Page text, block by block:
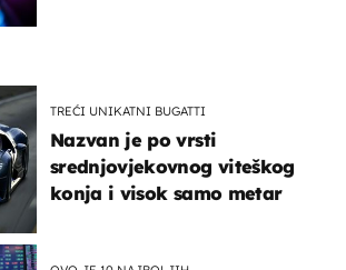
TREĆI UNIKATNI BUGATTI
Nazvan je po vrsti
srednjovjekovnog viteškog
konja i visok samo metar